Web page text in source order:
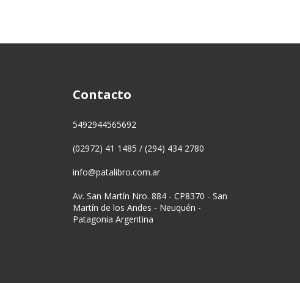
Contacto
5492944565692
(02972) 41 1485 / (294) 434 2780
info@patalibro.com.ar
Av. San Martín Nro. 884 - CP8370 - San
Martín de los Andes - Neuquén -
Patagonia Argentina